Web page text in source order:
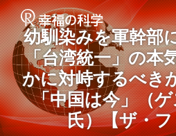
幼馴染みを軍幹部
「台湾統一」の本
かに対峙するべき
「中国は今」（
氏）【ザ・